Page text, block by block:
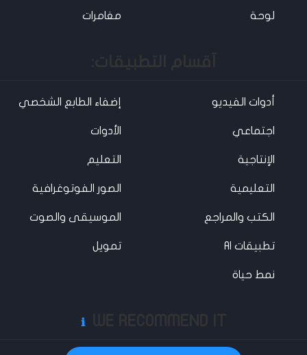
لوحة مغامرات
أدوات الفيديو إضفاء الطابع الشخصي
اجتماعي الأدوات
الإنتاجية التعليم
التعليمية الصور الفوتوغرافية
الكتب والمراجع الموسيقى والصوت
تطبيقات AI تمويل
نمط حياة
ℹ️